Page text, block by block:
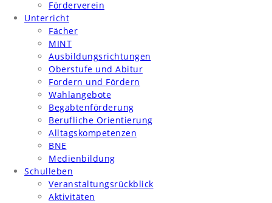
Förderverein
Unterricht
Fächer
MINT
Ausbildungsrichtungen
Oberstufe und Abitur
Fordern und Fördern
Wahlangebote
Begabtenförderung
Berufliche Orientierung
Alltagskompetenzen
BNE
Medienbildung
Schulleben
Veranstaltungsrückblick
Aktivitäten